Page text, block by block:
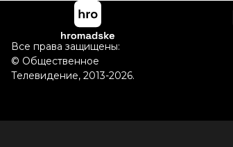
Все права защищены:
© Общественное
Телевидение, 2013-2026.